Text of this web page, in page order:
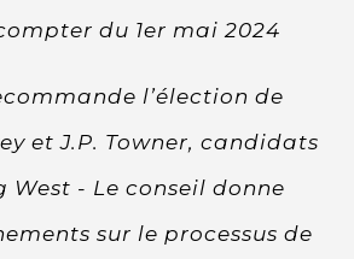
du 1er mai 2024
l’élection de
et J.P. Towner, candidats
West - Le conseil donne
sur le processus de